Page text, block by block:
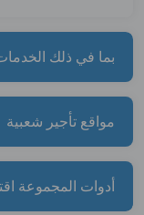
بما في ذلك
مواقع تأجير شعبية
أدوات المجموعة